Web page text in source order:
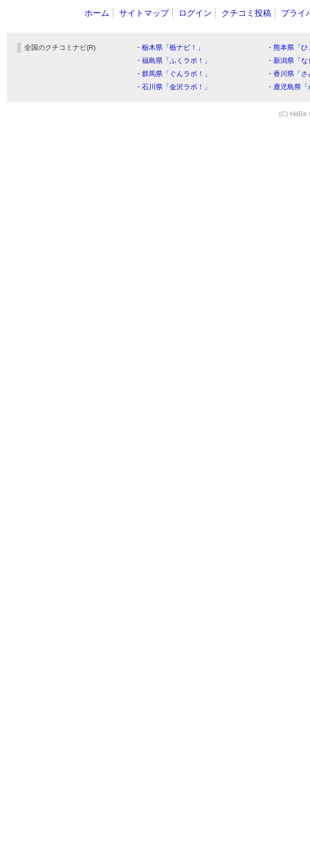
ホーム サイトマップ ログイン クチコミ投稿 プライ
全国のクチコミナビ(R) ・栃木県「栃ナビ！」
・熊本県「
・福島県「ふくラボ！」
・新潟県「
・群馬県「ぐんラボ！」
・香川県「
・石川県「金沢ラボ！」
・鹿児島県
(C) HitBit